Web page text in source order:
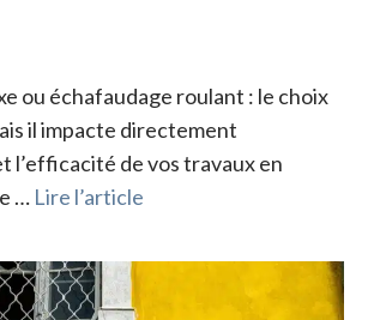
ou échafaudage roulant : le choix
il impacte directement
l’efficacité de vos travaux en
… Lire l’article